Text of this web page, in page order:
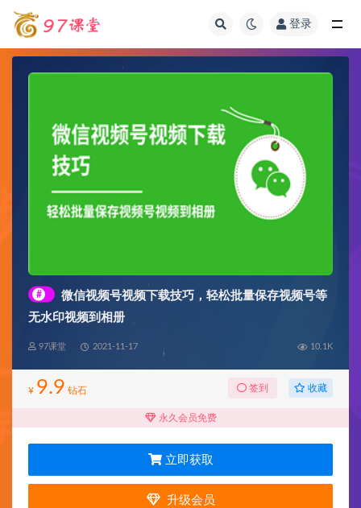
登录
#
微信视频号视频下载技巧，轻松批量保存视频号等
无水印视频到相册
97课堂 2021-11-17 10.1K
¥ 9.9 钻石 签到 收藏
永久会员免费
立即获取
升级会员